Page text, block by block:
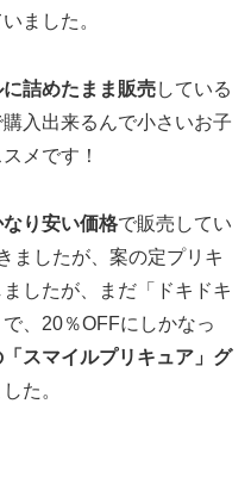
ました。
詰めたまま販売している
入出来るんで小さいお子
メです！
り安い価格で販売してい
ましたが、案の定プリキ
したが、まだ「ドキドキ
、20％OFFにしかなっ
スマイルプリキュア」グ
た。